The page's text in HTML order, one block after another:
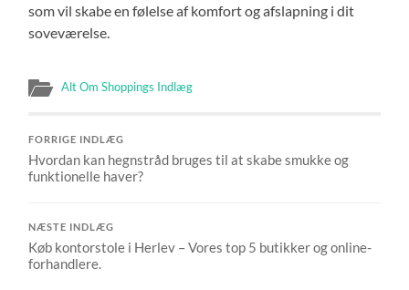
som vil skabe en følelse af komfort og afslapning i dit
soveværelse.
Alt Om Shoppings Indlæg
FORRIGE INDLÆG
Hvordan kan hegnstråd bruges til at skabe smukke og
funktionelle haver?
NÆSTE INDLÆG
Køb kontorstole i Herlev – Vores top 5 butikker og online-
forhandlere.